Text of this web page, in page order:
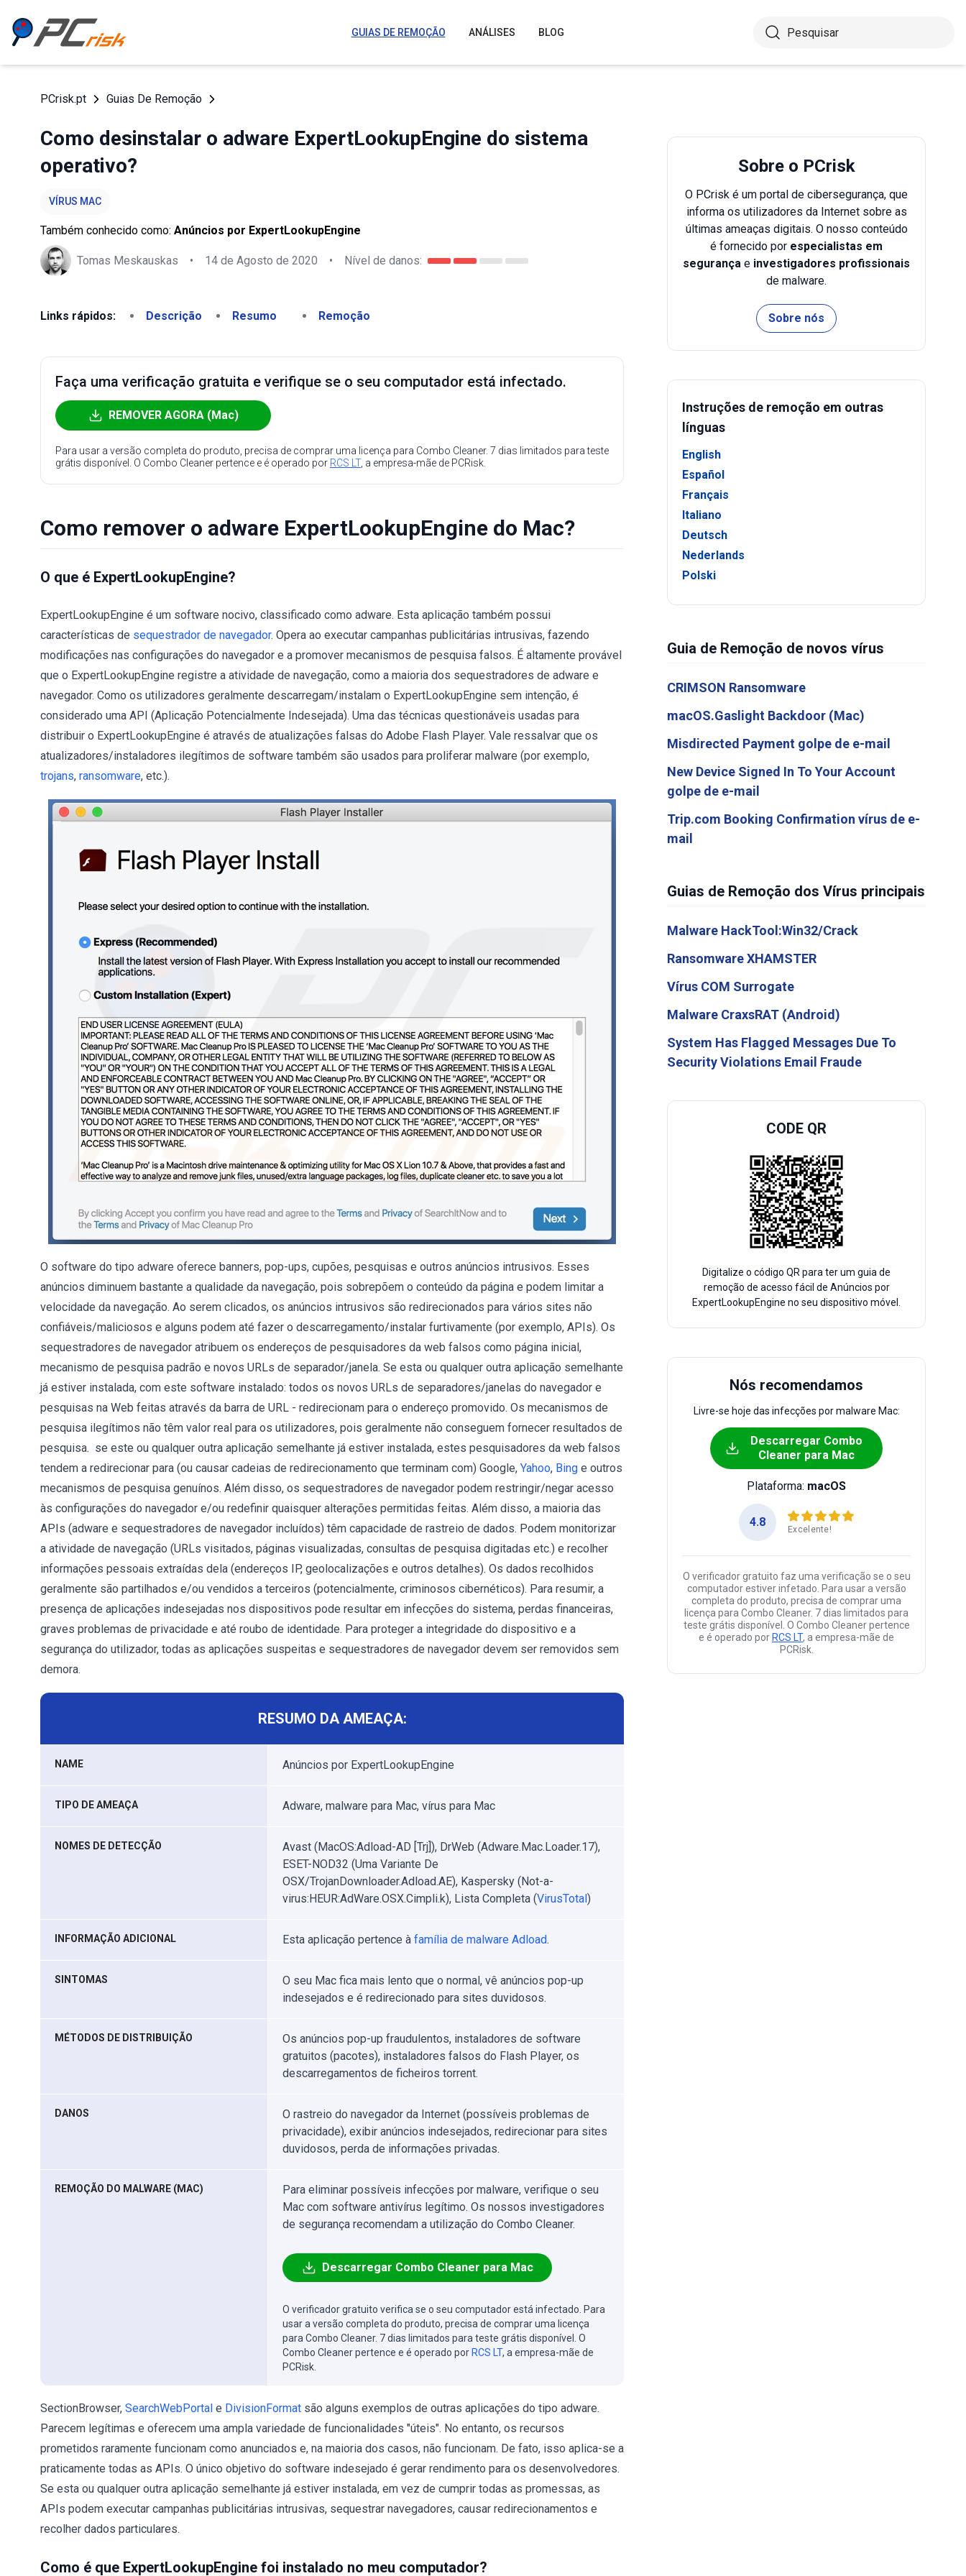
GUIAS DE REMOÇÃO ANÁLISES BLOG
PCrisk.pt Guias De Remoção
Como desinstalar o adware ExpertLookupEngine do sistema
operativo?
VÍRUS MAC
Também conhecido como: Anúncios por ExpertLookupEngine
Tomas Meskauskas • 14 de Agosto de 2020 • Nível de danos:
Links rápidos: Descrição Resumo Remoção
Faça uma verificação gratuita e verifique se o seu computador está infectado.
REMOVER AGORA (Mac)
Para usar a versão completa do produto, precisa de comprar uma licença para Combo Cleaner. 7 dias limitados para teste
grátis disponível. O Combo Cleaner pertence e é operado por RCS LT, a empresa-mãe de PCRisk.
Como remover o adware ExpertLookupEngine do Mac?
O que é ExpertLookupEngine?
ExpertLookupEngine é um software nocivo, classificado como adware. Esta aplicação também possui
características de sequestrador de navegador. Opera ao executar campanhas publicitárias intrusivas, fazendo
modificações nas configurações do navegador e a promover mecanismos de pesquisa falsos. É altamente provável
que o ExpertLookupEngine registre a atividade de navegação, como a maioria dos sequestradores de adware e
navegador. Como os utilizadores geralmente descarregam/instalam o ExpertLookupEngine sem intenção, é
considerado uma API (Aplicação Potencialmente Indesejada). Uma das técnicas questionáveis usadas para
distribuir o ExpertLookupEngine é através de atualizações falsas do Adobe Flash Player. Vale ressalvar que os
atualizadores/instaladores ilegítimos de software também são usados para proliferar malware (por exemplo,
trojans, ransomware, etc.).
O software do tipo adware oferece banners, pop-ups, cupões, pesquisas e outros anúncios intrusivos. Esses
anúncios diminuem bastante a qualidade da navegação, pois sobrepõem o conteúdo da página e podem limitar a
velocidade da navegação. Ao serem clicados, os anúncios intrusivos são redirecionados para vários sites não
confiáveis/maliciosos e alguns podem até fazer o descarregamento/instalar furtivamente (por exemplo, APIs). Os
sequestradores de navegador atribuem os endereços de pesquisadores da web falsos como página inicial,
mecanismo de pesquisa padrão e novos URLs de separador/janela. Se esta ou qualquer outra aplicação semelhante
já estiver instalada, com este software instalado: todos os novos URLs de separadores/janelas do navegador e
pesquisas na Web feitas através da barra de URL - redirecionam para o endereço promovido. Os mecanismos de
pesquisa ilegítimos não têm valor real para os utilizadores, pois geralmente não conseguem fornecer resultados de
pesquisa. se este ou qualquer outra aplicação semelhante já estiver instalada, estes pesquisadores da web falsos
tendem a redirecionar para (ou causar cadeias de redirecionamento que terminam com) Google, Yahoo, Bing e outros
mecanismos de pesquisa genuínos. Além disso, os sequestradores de navegador podem restringir/negar acesso
às configurações do navegador e/ou redefinir quaisquer alterações permitidas feitas. Além disso, a maioria das
APIs (adware e sequestradores de navegador incluídos) têm capacidade de rastreio de dados. Podem monitorizar
a atividade de navegação (URLs visitados, páginas visualizadas, consultas de pesquisa digitadas etc.) e recolher
informações pessoais extraídas dela (endereços IP, geolocalizações e outros detalhes). Os dados recolhidos
geralmente são partilhados e/ou vendidos a terceiros (potencialmente, criminosos cibernéticos). Para resumir, a
presença de aplicações indesejadas nos dispositivos pode resultar em infecções do sistema, perdas financeiras,
graves problemas de privacidade e até roubo de identidade. Para proteger a integridade do dispositivo e a
segurança do utilizador, todas as aplicações suspeitas e sequestradores de navegador devem ser removidos sem
demora.
RESUMO DA AMEAÇA:
NAME Anúncios por ExpertLookupEngine
TIPO DE AMEAÇA Adware, malware para Mac, vírus para Mac
NOMES DE DETECÇÃO
Avast (MacOS:Adload-AD [Trj]), DrWeb (Adware.Mac.Loader.17),
ESET-NOD32 (Uma Variante De
OSX/TrojanDownloader.Adload.AE), Kaspersky (Not-a-
virus:HEUR:AdWare.OSX.Cimpli.k), Lista Completa (VirusTotal)
INFORMAÇÃO ADICIONAL Esta aplicação pertence à família de malware Adload.
SINTOMAS
O seu Mac fica mais lento que o normal, vê anúncios pop-up
indesejados e é redirecionado para sites duvidosos.
MÉTODOS DE DISTRIBUIÇÃO
Os anúncios pop-up fraudulentos, instaladores de software
gratuitos (pacotes), instaladores falsos do Flash Player, os
descarregamentos de ficheiros torrent.
DANOS
O rastreio do navegador da Internet (possíveis problemas de
privacidade), exibir anúncios indesejados, redirecionar para sites
duvidosos, perda de informações privadas.
REMOÇÃO DO MALWARE (MAC)
Para eliminar possíveis infecções por malware, verifique o seu
Mac com software antivírus legítimo. Os nossos investigadores
de segurança recomendam a utilização do Combo Cleaner.
Descarregar Combo Cleaner para Mac
O verificador gratuito verifica se o seu computador está infectado. Para
usar a versão completa do produto, precisa de comprar uma licença
para Combo Cleaner. 7 dias limitados para teste grátis disponível. O
Combo Cleaner pertence e é operado por RCS LT, a empresa-mãe de
PCRisk.
SectionBrowser, SearchWebPortal e DivisionFormat são alguns exemplos de outras aplicações do tipo adware.
Parecem legítimas e oferecem uma ampla variedade de funcionalidades "úteis". No entanto, os recursos
prometidos raramente funcionam como anunciados e, na maioria dos casos, não funcionam. De fato, isso aplica-se a
praticamente todas as APIs. O único objetivo do software indesejado é gerar rendimento para os desenvolvedores.
Se esta ou qualquer outra aplicação semelhante já estiver instalada, em vez de cumprir todas as promessas, as
APIs podem executar campanhas publicitárias intrusivas, sequestrar navegadores, causar redirecionamentos e
recolher dados particulares.
Como é que ExpertLookupEngine foi instalado no meu computador?
Sobre o PCrisk
O PCrisk é um portal de cibersegurança, que
informa os utilizadores da Internet sobre as
últimas ameaças digitais. O nosso conteúdo
é fornecido por especialistas em
segurança e investigadores profissionais
de malware.
Sobre nós
Instruções de remoção em outras
línguas
English
Español
Français
Italiano
Deutsch
Nederlands
Polski
Guia de Remoção de novos vírus
CRIMSON Ransomware
macOS.Gaslight Backdoor (Mac)
Misdirected Payment golpe de e-mail
New Device Signed In To Your Account
golpe de e-mail
Trip.com Booking Confirmation vírus de e-
mail
Guias de Remoção dos Vírus principais
Malware HackTool:Win32/Crack
Ransomware XHAMSTER
Vírus COM Surrogate
Malware CraxsRAT (Android)
System Has Flagged Messages Due To
Security Violations Email Fraude
CODE QR
Digitalize o código QR para ter um guia de
remoção de acesso fácil de Anúncios por
ExpertLookupEngine no seu dispositivo móvel.
Nós recomendamos
Livre-se hoje das infecções por malware Mac:
Descarregar Combo
Cleaner para Mac
Plataforma: macOS
4.8
Excelente!
O verificador gratuito faz uma verificação se o seu
computador estiver infetado. Para usar a versão
completa do produto, precisa de comprar uma
licença para Combo Cleaner. 7 dias limitados para
teste grátis disponível. O Combo Cleaner pertence
e é operado por RCS LT, a empresa-mãe de
PCRisk.